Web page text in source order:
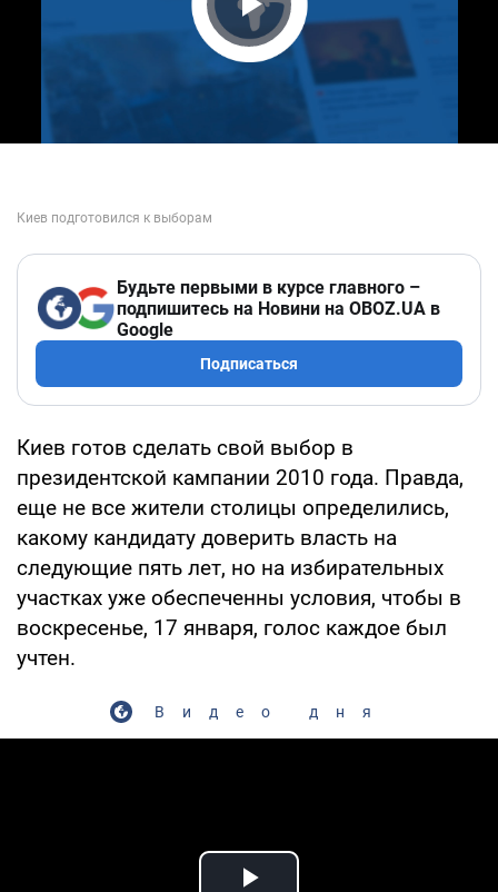
Play Video
Будьте первыми в курсе главного –
подпишитесь на Новини на OBOZ.UA в
Google
Подписаться
Киев готов сделать свой выбор в
президентской кампании 2010 года. Правда,
еще не все жители столицы определились,
какому кандидату доверить власть на
следующие пять лет, но на избирательных
участках уже обеспеченны условия, чтобы в
воскресенье, 17 января, голос каждое был
учтен.
Видео дня